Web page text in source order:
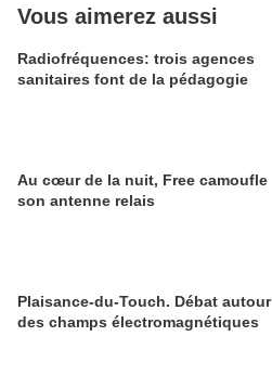
Vous aimerez aussi
Radiofréquences: trois agences
sanitaires font de la pédagogie
Au cœur de la nuit, Free camoufle
son antenne relais
Plaisance-du-Touch. Débat autour
des champs électromagnétiques